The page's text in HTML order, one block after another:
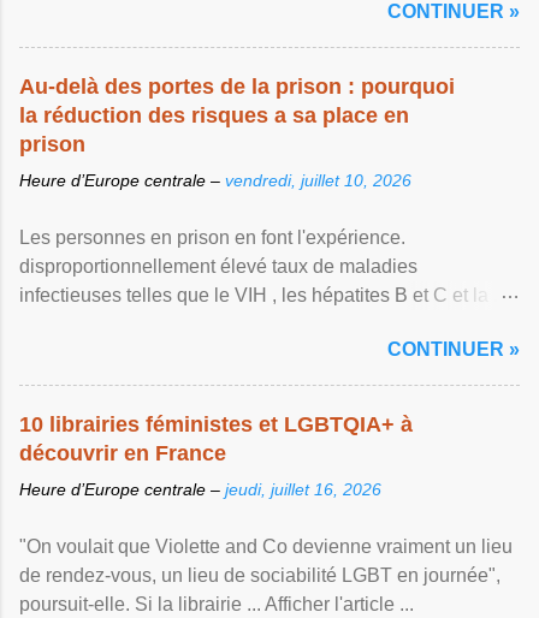
CONTINUER »
Au-delà des portes de la prison : pourquoi
la réduction des risques a sa place en
prison
Heure d’Europe centrale – vendredi, juillet 10, 2026
Les personnes en prison en font l'expérience.
disproportionnellement élevé taux de maladies
infectieuses telles que le VIH , les hépatites B et C et la ...
CONTINUER »
10 librairies féministes et LGBTQIA+ à
découvrir en France
Heure d’Europe centrale – jeudi, juillet 16, 2026
"On voulait que Violette and Co devienne vraiment un lieu
de rendez-vous, un lieu de sociabilité LGBT en journée",
poursuit-elle. Si la librairie ... Afficher l'article ...